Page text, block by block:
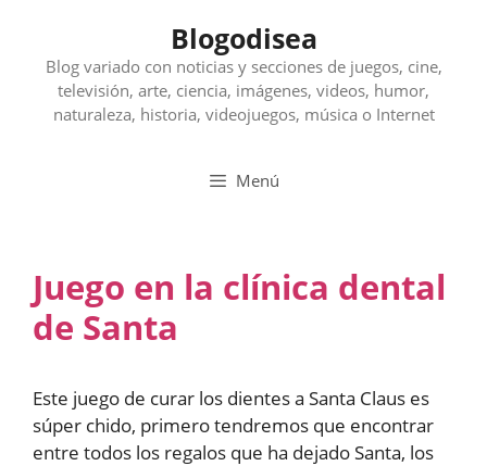
contenido
Blogodisea
Blog variado con noticias y secciones de juegos, cine,
televisión, arte, ciencia, imágenes, videos, humor,
naturaleza, historia, videojuegos, música o Internet
Menú
Juego en la clínica dental
de Santa
Este juego de curar los dientes a Santa Claus es
súper chido, primero tendremos que encontrar
entre todos los regalos que ha dejado Santa, los